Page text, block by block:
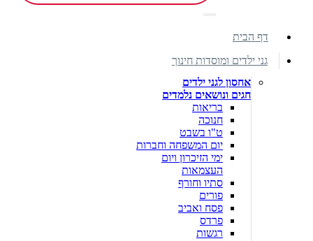
דף הבית
גני ילדים ומוסדות חינוך
אחסון לגני ילדים
חגים ונושאים נלמדים
בריאות
חנוכה
ט"ו בשבט
יום המשפחה וחברות
ימי הזיכרון ויום
העצמאות
סתיו וחורף
פורים
פסח ואביב
פרדס
רגשות